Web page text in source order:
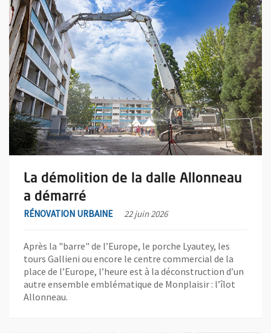
La démolition de la dalle Allonneau
a démarré
RÉNOVATION URBAINE 22 juin 2026
Après la "barre" de l’Europe, le porche Lyautey, les
tours Gallieni ou encore le centre commercial de la
place de l’Europe, l’heure est à la déconstruction d’un
autre ensemble emblématique de Monplaisir : l’îlot
Allonneau.